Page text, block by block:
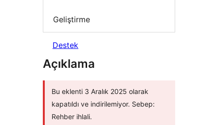
Geliştirme
Destek
Açıklama
Bu eklenti 3 Aralık 2025 olarak
kapatıldı ve indirilemiyor. Sebep:
Rehber ihlali.